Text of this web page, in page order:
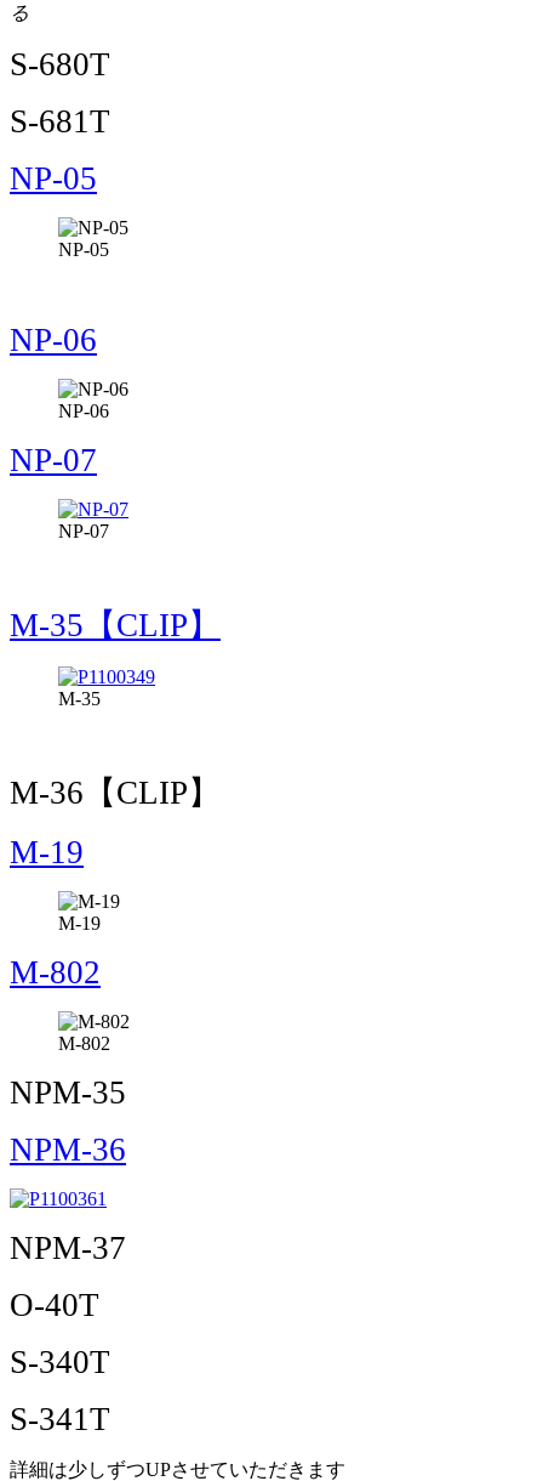
る
S-680T
S-681T
NP-05
NP-05
NP-06
NP-06
NP-07
NP-07
M-35【CLIP】
M-35
M-36【CLIP】
M-19
M-19
M-802
M-802
NPM-35
NPM-36
NPM-37
O-40T
S-340T
S-341T
詳細は少しずつUPさせていただきます